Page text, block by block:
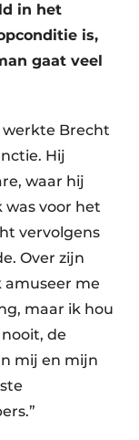
in het
is,
gaat veel
werkte Brecht
Hij
waar hij
voor het
vervolgens
Over zijn
amuseer me
maar ik hou
de
mij en mijn